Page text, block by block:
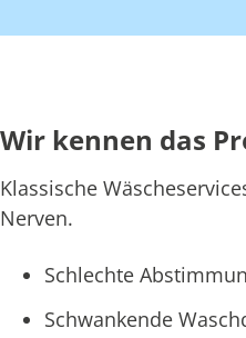
Wir kennen das
Klassische
Nerven.
Schlechte
Schwankende